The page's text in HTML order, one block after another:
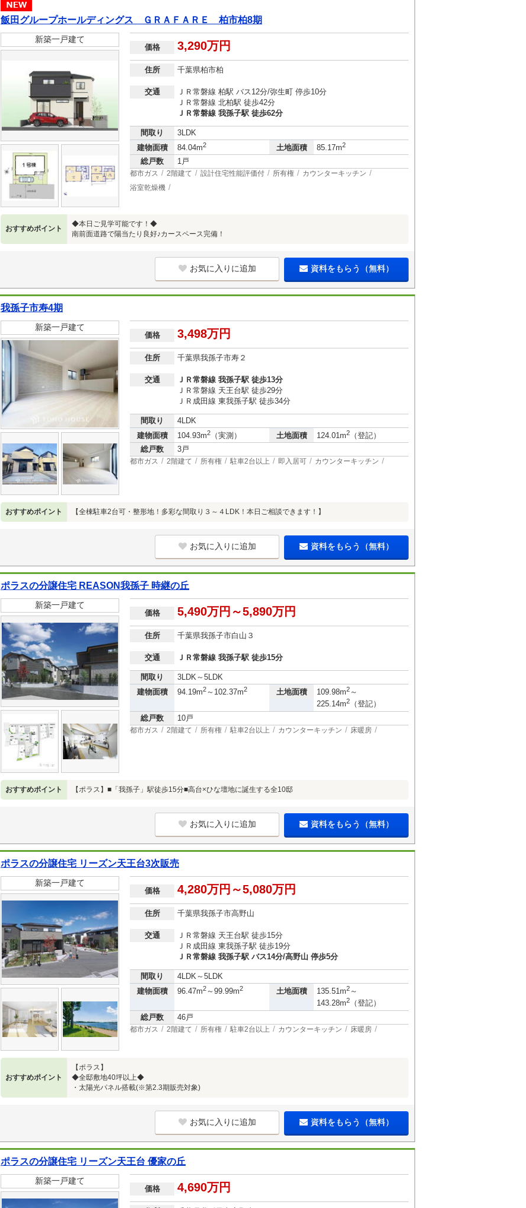
飯田グループホールディングス ＧＲＡＦＡＲＥ 柏市柏8期
新築一戸建て
価格 3,290万円
住所 千葉県柏市柏
交通
ＪＲ常磐線 柏駅 バス12分/弥生町 停歩10分
ＪＲ常磐線 北柏駅 徒歩42分
ＪＲ常磐線 我孫子駅 徒歩62分
間取り
3LDK
建物面積
84.04m2 土地面積 85.17m2
総戸数 1戸
都市ガス 2階建て 設計住宅性能評価付 所有権
カウンターキッチン
浴室乾燥機
おすすめポイント
◆本日ご見学可能です！◆
南前面道路で陽当たり良好♪カースペース完備！
お気に入りに追加 資料をもらう（無料）
我孫子市寿4期
新築一戸建て
価格 3,498万円
住所 千葉県我孫子市寿２
交通
ＪＲ常磐線 我孫子駅 徒歩13分
ＪＲ常磐線 天王台駅 徒歩29分
ＪＲ成田線 東我孫子駅 徒歩34分
間取り
4LDK
建物面積
104.93m2 （実測） 土地面積 124.01m2
（登記）
総戸数
3戸
都市ガス 2階建て 所有権 駐車2台以上 即入居可 カウンターキッチン
おすすめポイント 【全棟駐車2台可・整形地！多彩な間取り３～４LDK！本日ご相談できます！】
お気に入りに追加 資料をもらう（無料）
ポラスの分譲住宅 REASON我孫子 時継の丘
新築一戸建て
価格 5,490万円～5,890万円
住所 千葉県我孫子市白山３
交通 ＪＲ常磐線 我孫子駅 徒歩15分
間取り
3LDK～5LDK
建物面積
94.19m2～102.37m2 土地面積 109.98m2～
225.14m2
（登記）
総戸数
10戸
都市ガス 2階建て 所有権 駐車2台以上 カウンターキッチン 床暖房
おすすめポイント 【ポラス】■「我孫子」駅徒歩15分■高台×ひな壇地に誕生する全10邸
お気に入りに追加 資料をもらう（無料）
ポラスの分譲住宅 リーズン天王台3次販売
新築一戸建て
価格 4,280万円～5,080万円
住所 千葉県我孫子市高野山
交通
ＪＲ常磐線 天王台駅 徒歩15分
ＪＲ成田線 東我孫子駅 徒歩19分
ＪＲ常磐線 我孫子駅 バス14分/高野山 停歩5分
間取り
4LDK～5LDK
建物面積
96.47m2～99.99m2 土地面積 135.51m2～
143.28m2
（登記）
総戸数
46戸
都市ガス 2階建て 所有権 駐車2台以上 カウンターキッチン 床暖房
おすすめポイント
【ポラス】
◆全邸敷地40坪以上◆
・太陽光パネル搭載(※第2.3期販売対象)
お気に入りに追加 資料をもらう（無料）
ポラスの分譲住宅 リーズン天王台 優家の丘
新築一戸建て
価格 4,690万円